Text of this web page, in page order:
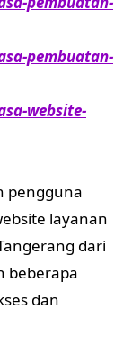
pembuatan-
website-
pengguna
layanan
dari
beberapa
dan